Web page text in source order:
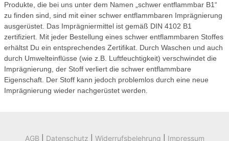
Produkte, die bei uns unter dem Namen „schwer entflammbar B1“
zu finden sind, sind mit einer schwer entflammbaren Imprägnierung
ausgerüstet. Das Imprägniermittel ist gemäß DIN 4102 B1
zertifiziert. Mit jeder Bestellung eines schwer entflammbaren Stoffes
erhältst Du ein entsprechendes Zertifikat. Durch Waschen und auch
durch Umwelteinflüsse (wie z.B. Luftfeuchtigkeit) verschwindet die
Imprägnierung, der Stoff verliert die schwer entflammbare
Eigenschaft. Der Stoff kann jedoch problemlos durch eine neue
Imprägnierung wieder nachgerüstet werden.
AGB Datenschutz Widerrufsbelehrung Impressum